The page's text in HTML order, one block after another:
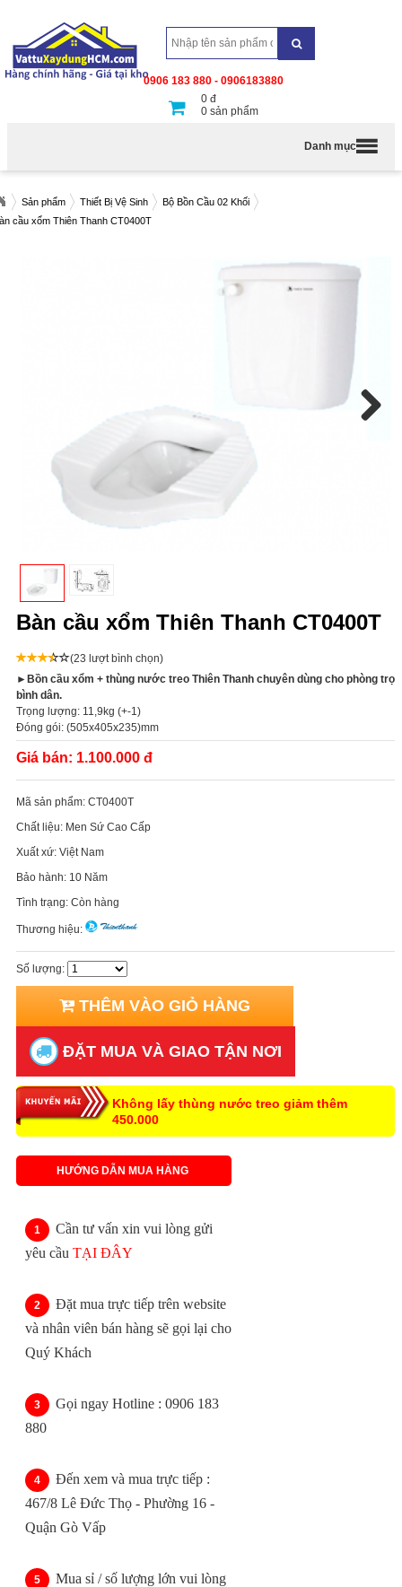
0906 183 880 - 0906183880
0 đ
0 sản phẩm
Danh mục
Sản phẩm Thiết Bị Vệ Sinh
Bộ Bồn Cầu 02 Khối
cầu xổm Thiên Thanh CT0400T
Bàn cầu xổm Thiên Thanh CT0400T
(23 lượt bình chọn)
►Bồn cầu xổm + thùng nước treo Thiên Thanh chuyên dùng cho phòng trọ
bình dân.
Trọng lượng: 11,9kg (+-1)
Đóng gói: (505x405x235)mm
Giá bán: 1.100.000 đ
Mã sản phẩm: CT0400T
Chất liệu: Men Sứ Cao Cấp
Xuất xứ: Việt Nam
Bảo hành: 10 Năm
Tình trạng: Còn hàng
Thương hiệu:
Số lượng:
THÊM VÀO GIỎ HÀNG
ĐẶT MUA VÀ GIAO TẬN NƠI
Không lấy thùng nước treo giảm thêm
450.000
HƯỚNG DẪN MUA HÀNG
Cần tư vấn xin vui lòng gửi
yêu cầu TẠI ĐÂY
Đặt mua trực tiếp trên website
và nhân viên bán hàng sẽ gọi lại cho
Quý Khách
Gọi ngay Hotline : 0906 183
880
Đến xem và mua trực tiếp :
467/8 Lê Đức Thọ - Phường 16 -
Quận Gò Vấp
Mua sỉ / số lượng lớn vui lòng